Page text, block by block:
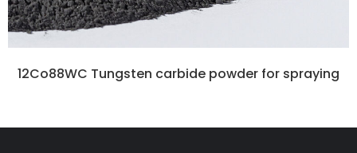
12Co88WC Tungsten carbide powder for spraying